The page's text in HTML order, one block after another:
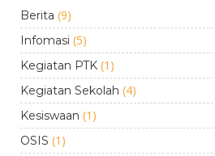
Berita (9)
Infomasi (5)
Kegiatan PTK (1)
Kegiatan Sekolah (4)
Kesiswaan (1)
OSIS (1)